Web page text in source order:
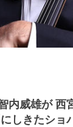
内威雄が 西
しきたショ